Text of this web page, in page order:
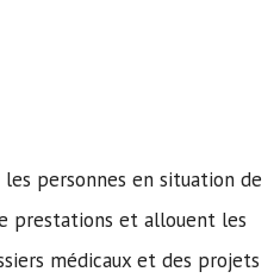
les personnes en situation de
prestations et allouent les
médicaux et des projets